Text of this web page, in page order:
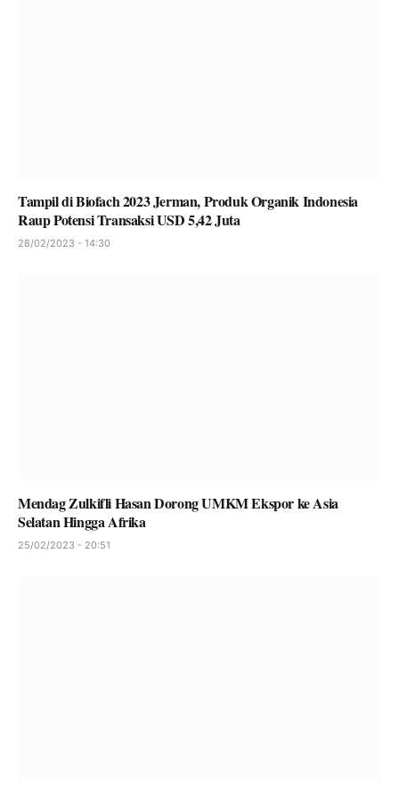
Tampil di Biofach 2023 Jerman, Produk Organik Indonesia
Raup Potensi Transaksi USD 5,42 Juta
28/02/2023 - 14:30
Mendag Zulkifli Hasan Dorong UMKM Ekspor ke Asia
Selatan Hingga Afrika
25/02/2023 - 20:51